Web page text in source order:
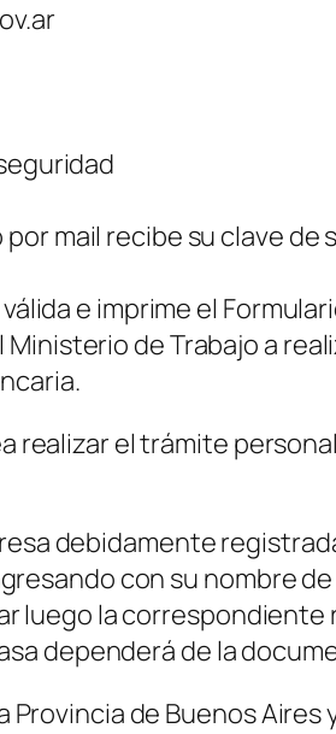
mail recibe su clave
e imprime el
de Trabajo a
realizar el trámite
debidamente
con su nombre de
luego la
dependerá de la
Provincia de Buenos